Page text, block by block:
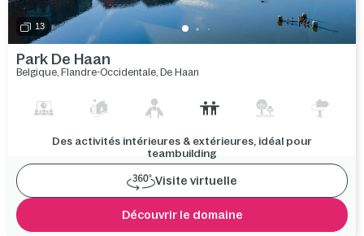
13
Park De Haan
Belgique, Flandre-Occidentale, De Haan
Des activités intérieures & extérieures, idéal pour
teambuilding
Visite virtuelle
Découvrir le domaine